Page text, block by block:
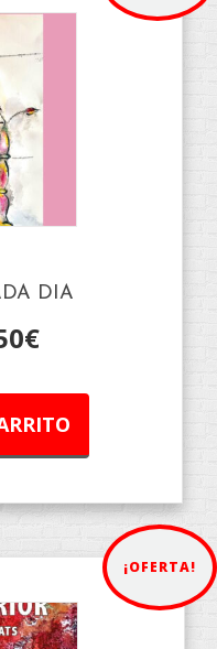
DIA
€
¡OFERTA!